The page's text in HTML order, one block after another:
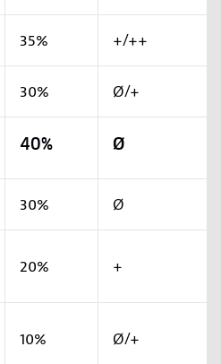
35% +/++
30% Ø/+
40% Ø
30% Ø
20% +
10% Ø/+